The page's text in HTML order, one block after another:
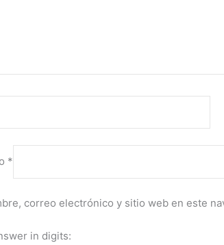
*
correo electrónico y sitio web en este
in digits: